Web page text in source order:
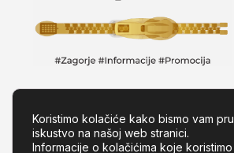
Koristimo kolačiće kako bismo vam
iskustvo na našoj web stranici.
Informacije o kolačićima koje